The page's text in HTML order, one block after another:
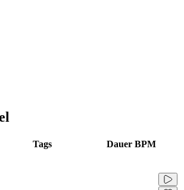
Tags Dauer BPM